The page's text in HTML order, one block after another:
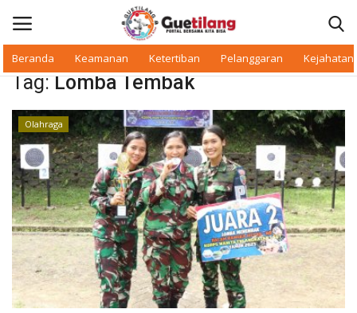
Beranda Keamanan Ketertiban Pelanggaran Kejahatan
Masuk Daftar
Beranda
Daerah
Makan Bergizi
Warkop Digital
Pelanggaran
Tag: Lomba Tembak
Olahraga